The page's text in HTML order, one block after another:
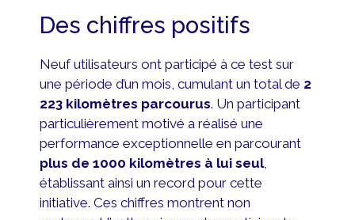
Des chiffres positifs
Neuf utilisateurs ont participé à ce test sur
une période d’un mois, cumulant un total de 2
223 kilomètres parcourus. Un participant
particulièrement motivé a réalisé une
performance exceptionnelle en parcourant
plus de 1000 kilomètres à lui seul,
établissant ainsi un record pour cette
initiative. Ces chiffres montrent non